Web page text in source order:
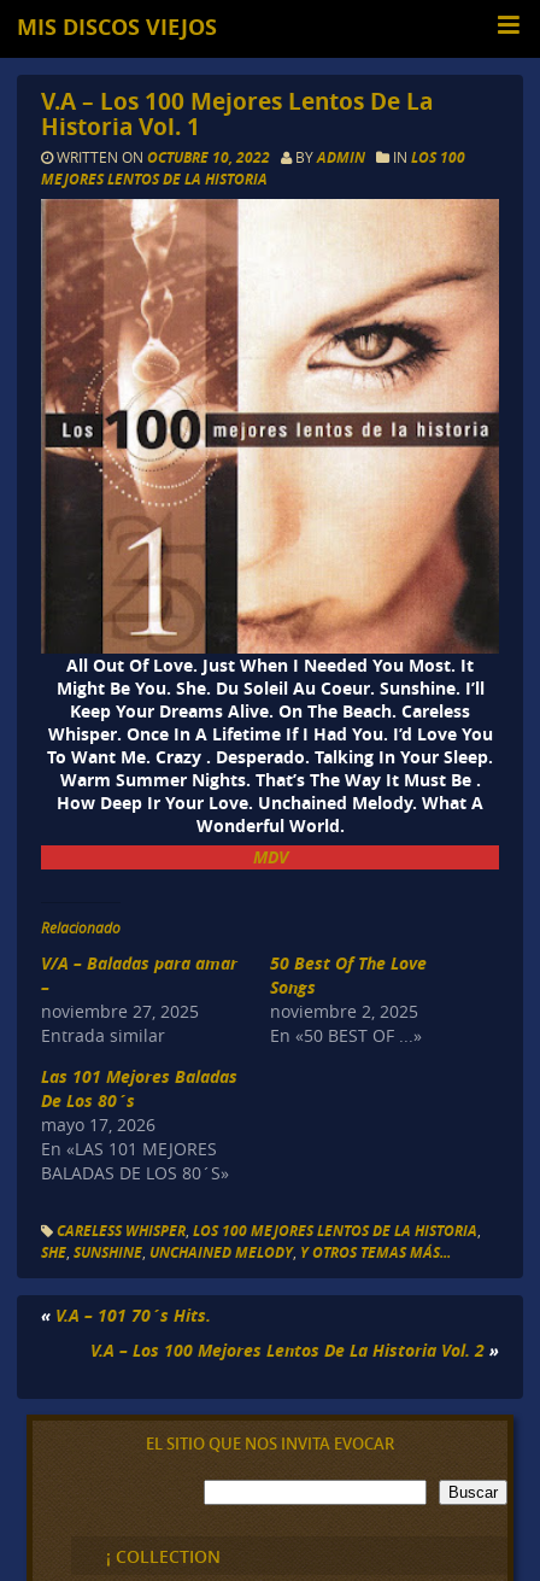
MIS DISCOS VIEJOS
V.A – Los 100 Mejores Lentos De La
Historia Vol. 1
WRITTEN ON OCTUBRE 10, 2022 BYADMIN IN LOS 100
MEJORES LENTOS DE LA HISTORIA
All Out Of Love. Just When I Needed You Most. It
Might Be You. She. Du Soleil Au Coeur. Sunshine. I’ll
Keep Your Dreams Alive. On The Beach. Careless
Whisper. Once In A Lifetime If I Had You. I’d Love You
To Want Me. Crazy . Desperado. Talking In Your Sleep.
Warm Summer Nights. That’s The Way It Must Be .
How Deep Ir Your Love. Unchained Melody. What A
Wonderful World.
MDV
Relacionado
V/A – Baladas para amar
–
noviembre 27, 2025
Entrada similar
50 Best Of The Love
Songs
noviembre 2, 2025
En «50 BEST OF ...»
Las 101 Mejores Baladas
De Los 80´s
mayo 17, 2026
En «LAS 101 MEJORES
BALADAS DE LOS 80´S»
CARELESS WHISPER, LOS 100 MEJORES LENTOS DE LA HISTORIA
SHE, SUNSHINE, UNCHAINED MELODY, Y OTROS TEMAS MÁS...
« V.A – 101 70´s Hits.
V.A – Los 100 Mejores Lentos De La Historia Vol. 2 »
EL SITIO QUE NOS INVITA EVOCAR
B
u
c
a
Buscar
¡ COLLECTION